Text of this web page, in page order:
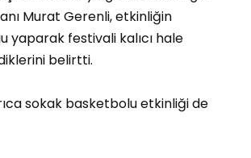
Murat Gerenli, etkinliğin
yaparak festivali kalıcı hale
belirtti.
sokak basketbolu etkinliği de